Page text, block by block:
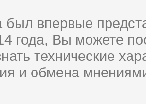
был впервые
года, Вы можете
технические
и обмена